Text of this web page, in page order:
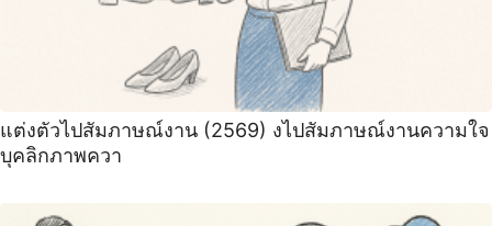
แต่งตัวไปสัมภาษณ์งาน (2569) งไปสัมภาษณ์งานความใจ
บุคลิกภาพควา